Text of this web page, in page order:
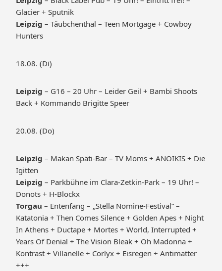
Glacier + Sputnik
Leipzig – Täubchenthal – Teen Mortgage + Cowboy
Hunters
18.08. (Di)
Leipzig – G16 – 20 Uhr – Leider Geil + Bambi Shoots
Back + Kommando Brigitte Speer
20.08. (Do)
Leipzig – Makan Späti-Bar – TV Moms + ANOIKIS + Die
Igitten
Leipzig – Parkbühne im Clara-Zetkin-Park – 19 Uhr! –
Donots + H-Blockx
Torgau – Entenfang – „Stella Nomine-Festival“ –
Katatonia + Then Comes Silence + Golden Apes + Night
In Athens + Ductape + Mortes + World, Interrupted +
Years Of Denial + The Vision Bleak + Oh Madonna +
Kontrast + Villanelle + Corlyx + Eisregen + Antimatter
+++